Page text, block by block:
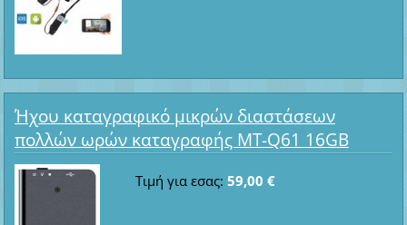
Ήχου καταγραφικό μικρών διαστάσεων
πολλών ωρών καταγραφής MT-Q61 16GB
Τιμή για εσας: 59,00 €